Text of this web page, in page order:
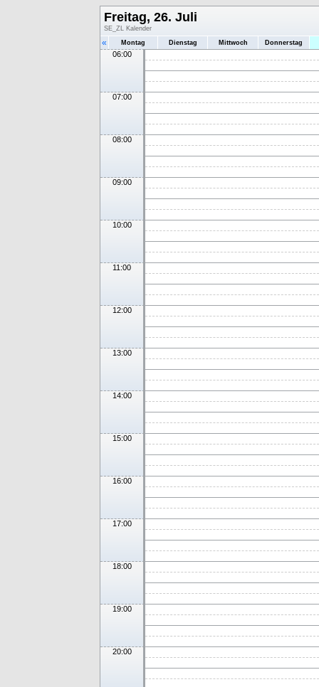
Freitag, 26. Juli
SE_ZL Kalender
« Montag Dienstag Mittwoch Donnerstag
06:00
07:00
08:00
09:00
10:00
11:00
12:00
13:00
14:00
15:00
16:00
17:00
18:00
19:00
20:00